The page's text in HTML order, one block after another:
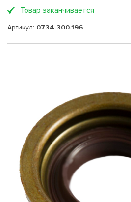
Товар заканчивается
Артикул: 0734.300.196